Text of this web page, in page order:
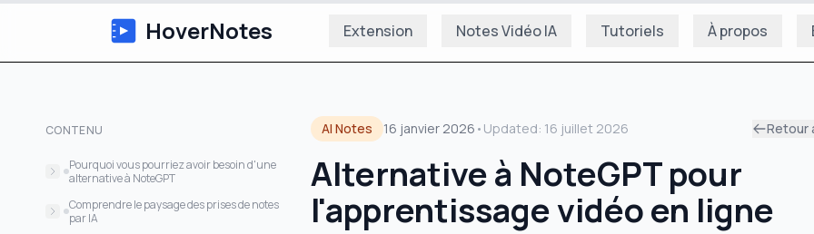
HoverNotes Extension Notes Vidéo IA Tutoriels À propos
CONTENU
Pourquoi vous pourriez avoir besoin d'une
alternative à NoteGPT
Limitations courantes pour les
apprenants
Comprendre le paysage des prises de notes
par IA
AI Notes 16 janvier 2026 • Updated: 16 juillet 2026 Retour
Alternative à NoteGPT pour
l'apprentissage vidéo en ligne